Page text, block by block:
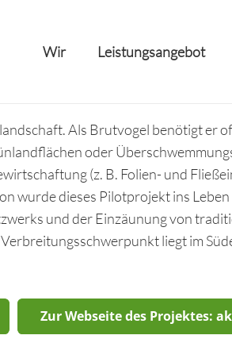
Wir Leistungsangebot
Als Brutvogel benötigt er
oder
(z. B. Folien- und
wurde dieses Pilotprojekt ins
und der Einzäunung von
liegt im
Zur Webseite des Projektes: